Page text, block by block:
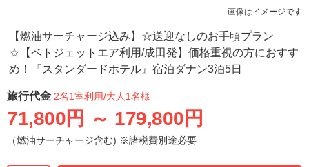
画像はイメージです
【燃油サーチャージ込み】☆送迎なしのお手頃プラン
☆【ベトジェットエア利用/成田発】価格重視の方におすす
め！『スタンダードホテル』宿泊ダナン3泊5日
旅行代金 2名1室利用/大人1名様
71,800円 ～ 179,800円
（燃油サーチャージ含む) ※諸税費別途必要